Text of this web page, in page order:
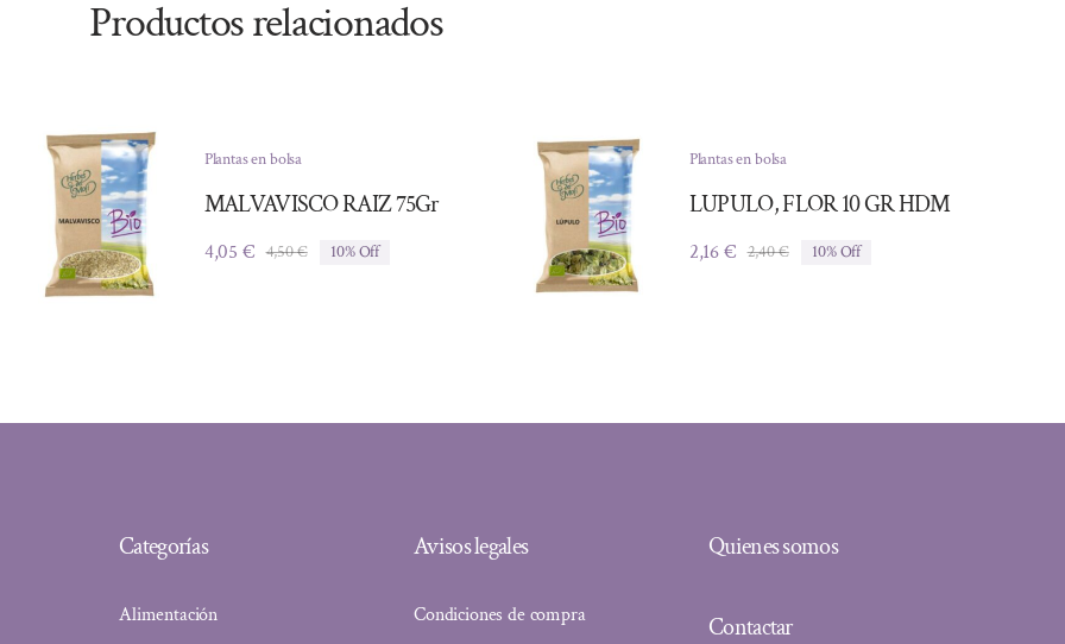
Productos relacionados
Plantas en bolsa
MALVAVISCO RAIZ 75Gr
4,50€El
4,05 €
El
10% Off
Plantas en bolsa
LUPULO, FLOR 10 GR HDM
2,40€El
2,16€
El
10% Off
Categorías
Alimentación
Avisos legales
Condiciones de compra
Quienes somos
Contactar